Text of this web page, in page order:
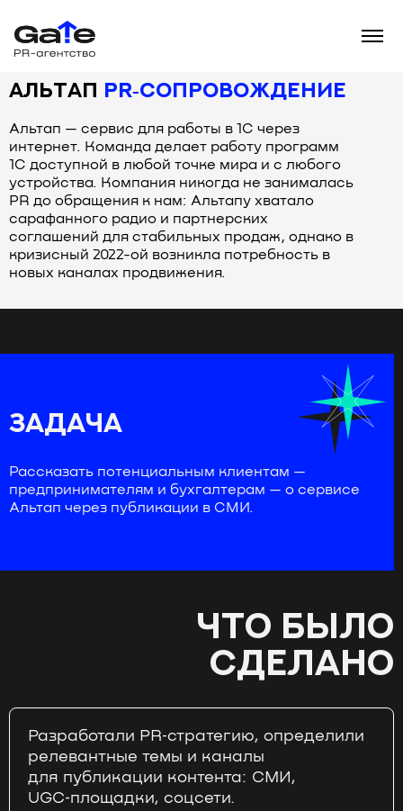
МАРТ 2022 ГОДА — ИЮНЬ 2023
АЛЬТАП PR‑СОПРОВОЖДЕНИЕ
Альтап — сервис для работы в 1С через
интернет. Команда делает работу программ
1С доступной в любой точке мира и с любого
устройства. Компания никогда не занималась
PR до обращения к нам: Альтапу хватало
сарафанного радио и партнерских
соглашений для стабильных продаж, однако в
кризисный 2022-ой возникла потребность в
новых каналах продвижения.
ЗАДАЧА
Рассказать потенциальным клиентам —
предпринимателям и бухгалтерам — о сервисе
Альтап через публикации в СМИ.
ЧТО БЫЛО
СДЕЛАНО
Разработали PR‑стратегию, определили
релевантные темы и каналы
для публикации контента: СМИ,
UGC‑площадки, соцсети.